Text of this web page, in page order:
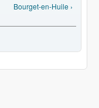
Bourget-en-Huile ›